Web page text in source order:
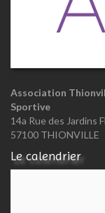
Association
Sportive
14a Rue des Jardins
57100 THIONVILLE
Le calendrier